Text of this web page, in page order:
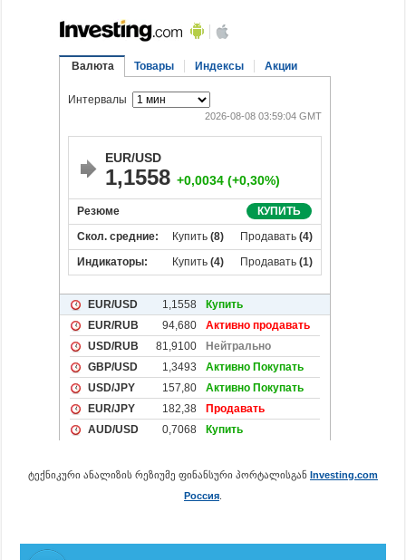
ტექნიკური ანალიზის რეზიუმე ფინანსური პორტალისგან Investing.com
Россия.